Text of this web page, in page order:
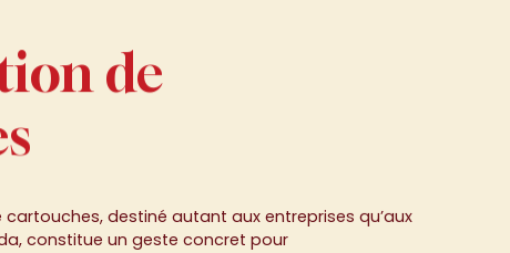
de
destiné autant aux entreprises qu’aux
constitue un geste concret pour